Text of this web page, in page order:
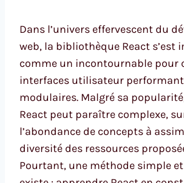
Dans l’univers effervescent du
web, la bibliothèque React s’est
comme un incontournable pour
interfaces utilisateur
modulaires. Malgré sa
React peut paraître complexe,
l’abondance de concepts à
diversité des ressources
Pourtant, une méthode simple